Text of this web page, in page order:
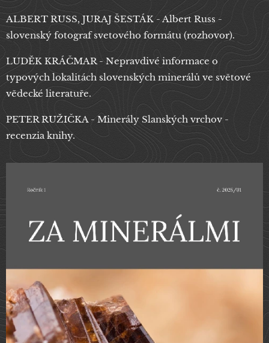
ALBERT RUSS, JURAJ ŠESTÁK - Albert Russ -
slovenský fotograf svetového formátu (rozhovor).
LUDĚK KRÁČMAR - Nepravdivé informace o
typových lokalitách slovenských minerálů ve světové
vědecké literatuře.
PETER RUŽIČKA - Minerály Slanských vrchov -
recenzia knihy.